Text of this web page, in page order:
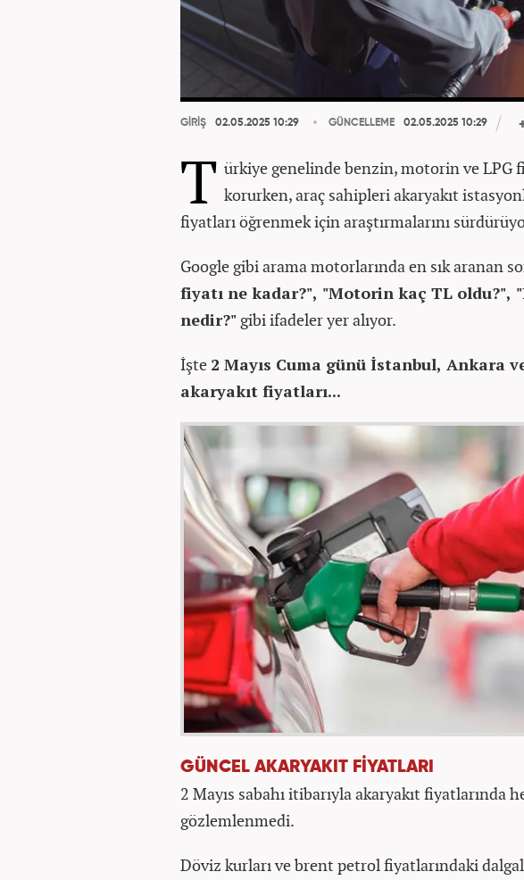
GİRİŞ 02.05.2025 10:29 GÜNCELLEME 02.05.2025 10:29
T ürkiye genelinde benzin, motorin ve LPG
korurken, araç sahipleri akaryakıt
fiyatları öğrenmek için araştırmalarını
Google gibi arama motorlarında en sık aranan
fiyatı ne kadar?", "Motorin kaç TL oldu?",
nedir?" gibi ifadeler yer alıyor.
İşte 2 Mayıs Cuma günü İstanbul, Ankara
akaryakıt fiyatları...
GÜNCEL AKARYAKIT FİYATLARI
2 Mayıs sabahı itibarıyla akaryakıt
gözlemlenmedi.
Döviz kurları ve brent petrol fiyatlarındaki